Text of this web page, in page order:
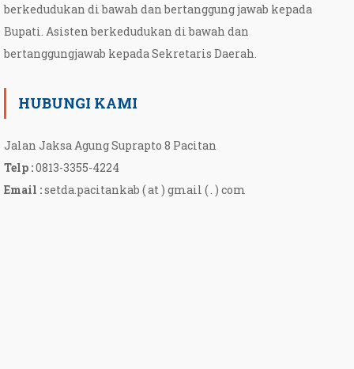
berkedudukan di bawah dan bertanggung jawab kepada
Bupati. Asisten berkedudukan di bawah dan
bertanggungjawab kepada Sekretaris Daerah.
HUBUNGI KAMI
Jalan Jaksa Agung Suprapto 8 Pacitan
Telp :0813-3355-4224
Email :setda.pacitankab ( at ) gmail ( . ) com